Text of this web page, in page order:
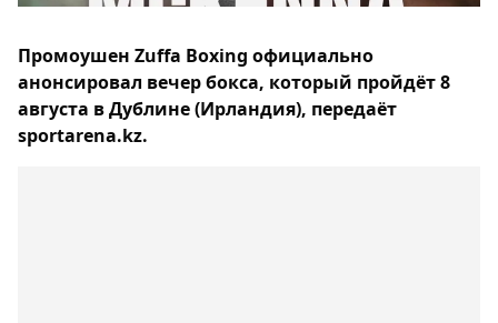
Промоушен Zuffa Boxing официально
анонсировал вечер бокса, который пройдёт 8
августа в Дублине (Ирландия), передаёт
sportarena.kz.